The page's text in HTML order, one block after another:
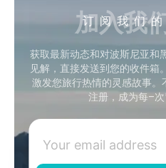
订阅我们
加入我
获取最新动态和对波斯尼亚和
见解，直接发送到您的收件箱
激发您旅行热情的灵感故事
注册，成为每–